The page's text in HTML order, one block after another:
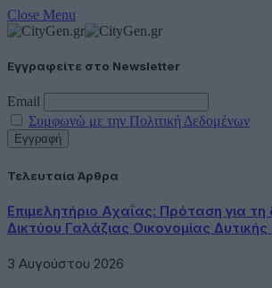
Close Menu
Εγγραφείτε στο Newsletter
Email
Συμφωνώ με την Πολιτική Δεδομένων
Τελευταία Άρθρα
Επιμελητήριο Αχαΐας: Πρόταση για τη
Δικτύου Γαλάζιας Οικονομίας
3 Αυγούστου 2026